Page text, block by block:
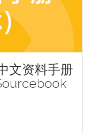
文资料手册